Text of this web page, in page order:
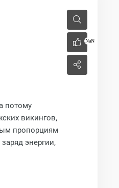
NaN
потому
викингов,
пропорциям
энергии,